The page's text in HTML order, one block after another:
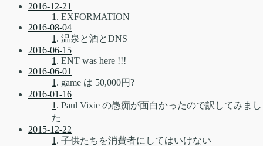
2016-12-21
1 . EXFORMATION
2016-08-04
1 . 温泉と酒とDNS
2016-06-15
1 . ENT was here !!!
2016-06-01
1 . game は 50,000円?
2016-01-16
1 . Paul Vixie の愚痴が面白かったので訳してみまし
た
2015-12-22
1 . 子供たちを消費者にしてはいけない